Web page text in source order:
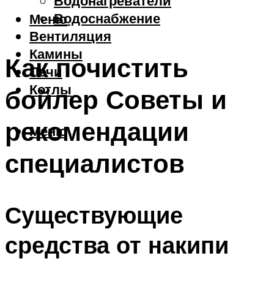
Водоснабжение
Вентиляция
Камины
Печи
Котлы
Меню
Меню
Как почистить
бойлер Советы и
рекомендации
специалистов
Существующие
средства от накипи